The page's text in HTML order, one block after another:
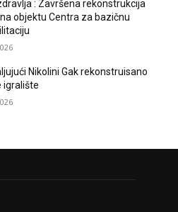
: Završena rekonstrukcija
objektu Centra za bazičnu
Nikolini Gak rekonstruisano
igralište